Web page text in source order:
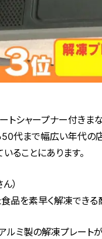
トシャープナー付きま
50代まで幅広い年代の
ることにあります。
）
品を素早く解凍できる
ルミ製の解凍プレート